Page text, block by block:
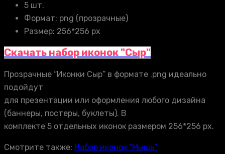
5 шт.
Формат: png (прозрачные)
Размер: 256*256 px
Скачать набор иконок "Сыр"
Прозрачные “Иконки Сыр” в формате .png идеально
подойдут
для презентации или оформления любого дизайна
(баннеры, постеры, буклеты). В
комплекте 5 отдельных иконок размером 256*256 px.
Смотрите также: Набор иконок “Мышь”